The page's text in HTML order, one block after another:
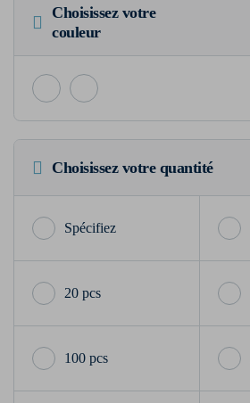
Choisissez votre
couleur
Choisissez votre quantité
20 pcs
100 pcs